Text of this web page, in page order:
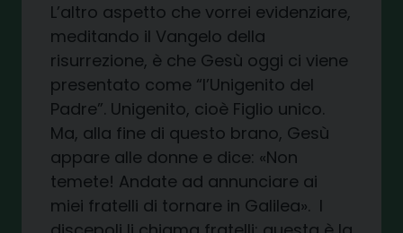
L’altro aspetto che vorrei evidenziare,
meditando il Vangelo della
risurrezione, è che Gesù oggi ci viene
presentato come “l’Unigenito del
Padre”. Unigenito, cioè Figlio unico.
Ma, alla fine di questo brano, Gesù
appare alle donne e dice: «Non
temete! Andate ad annunciare ai
miei fratelli di tornare in Galilea». I